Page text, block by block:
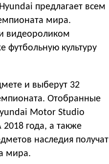
предлагает всем
мира.
видеороликом
футбольную культуру
и выберут 32
Отобранные
Motor Studio
года, а также
наследия получат
мира.